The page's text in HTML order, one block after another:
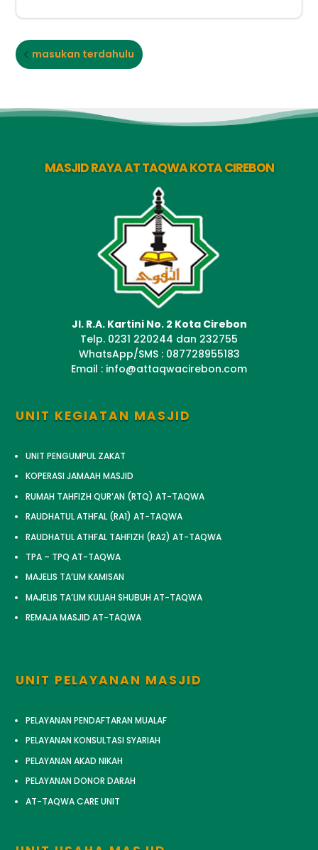
masukan terdahulu
MASJID RAYA AT TAQWA KOTA CIREBON
Jl. R.A. Kartini No. 2 Kota Cirebon
Telp. 0231 220244 dan 232755
WhatsApp/SMS : 087728955183
Email : info@attaqwacirebon.com
UNIT KEGIATAN MASJID
UNIT PENGUMPUL ZAKAT
KOPERASI JAMAAH MASJID
RUMAH TAHFIZH QUR’AN (RTQ) AT-TAQWA
RAUDHATUL ATHFAL (RA1) AT-TAQWA
RAUDHATUL ATHFAL TAHFIZH (RA2) AT-TAQWA
TPA – TPQ AT-TAQWA
MAJELIS TA’LIM KAMISAN
MAJELIS TA’LIM KULIAH SHUBUH AT-TAQWA
REMAJA MASJID AT-TAQWA
UNIT PELAYANAN MASJID
PELAYANAN PENDAFTARAN MUALAF
PELAYANAN KONSULTASI SYARIAH
PELAYANAN AKAD NIKAH
PELAYANAN DONOR DARAH
AT-TAQWA CARE UNIT